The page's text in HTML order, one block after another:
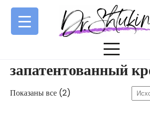
Перейти
содержимому
запатентованный
Показаны все (2)